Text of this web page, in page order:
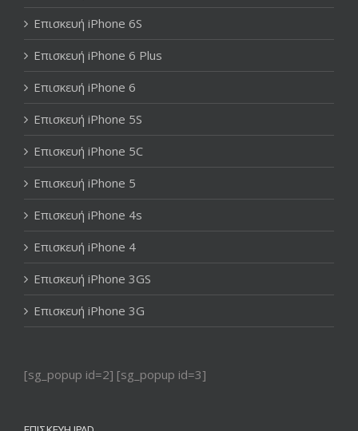
Επισκευή iPhone 6S
Επισκευή iPhone 6 Plus
Επισκευή iPhone 6
Επισκευή iPhone 5S
Επισκευή iPhone 5C
Επισκευή iPhone 5
Επισκευή iPhone 4s
Επισκευή iPhone 4
Επισκευή iPhone 3GS
Επισκευή iPhone 3G
[sg_popup id=2] [sg_popup id=3]